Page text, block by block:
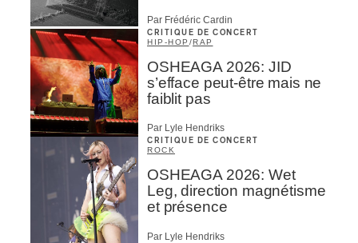
Par Frédéric Cardin
CRITIQUE DE CONCERT
HIP-HOP /RAP
OSHEAGA 2026: JID
s’efface peut-être mais ne
faiblit pas
Par Lyle Hendriks
CRITIQUE DE CONCERT
ROCK
OSHEAGA 2026: Wet
Leg, direction magnétisme
et présence
Par Lyle Hendriks